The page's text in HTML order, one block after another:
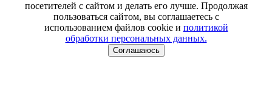
посетителей с сайтом и делать его лучше. Продолжая
пользоваться сайтом, вы соглашаетесь с
использованием файлов cookie и политикой
обработки персональных данных.
Соглашаюсь